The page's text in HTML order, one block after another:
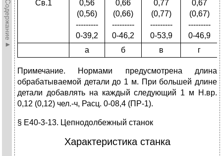
►Содержание►
Св.1
0,56
(0,56)
---------
0-39,2
0,66
(0,66)
---------
0-46,2
0,77
(0,77)
---------
0-53,9
0,67
(0,67)
---------
0-46,9
а
б в г
Примечание. Нормами предусмотрена длина
обрабатываемой детали до 1 м. При большей длине
детали добавлять на каждый следующий 1 м Н.вр.
0,12 (0,12) чел.-ч, Расц. 0-08,4 (ПР-1).
§ Е40-3-13. Цепнодолбежный станок
Характеристика станка